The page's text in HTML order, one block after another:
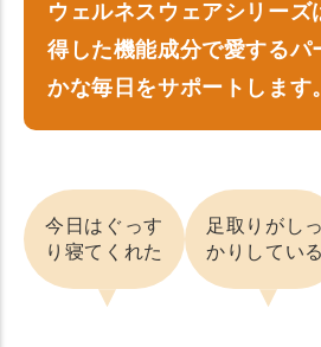
ウェルネスウェアシリーズ
得した機能成分で愛するパ
かな毎日をサポートします。
今日はぐっす
り寝てくれた
足取りがしっ
かりしている